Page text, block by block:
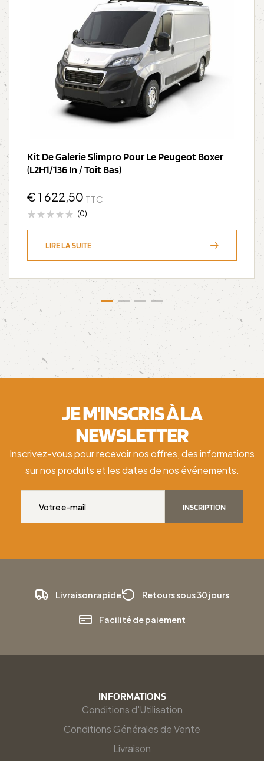
Kit De Galerie Slimpro Pour Le Peugeot Boxer
(L2H1/136 In / Toit Bas)
€ 1 622,50 TTC
(0)
LIRE LA SUITE
JE M'INSCRIS À LA
NEWSLETTER
Inscrivez-vous pour recevoir nos offres, des informations
sur nos produits et les dates de nos événements.
INSCRIPTION
Livraison rapide Retours sous 30 jours
Facilité de paiement
INFORMATIONS
Conditions d'Utilisation
Conditions Générales de Vente
Livraison